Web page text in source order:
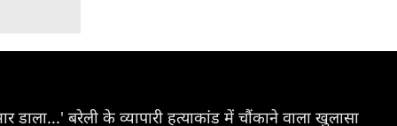
डाला...' बरेली के व्यापारी हत्याकांड में चौंकाने वाला खुलासा